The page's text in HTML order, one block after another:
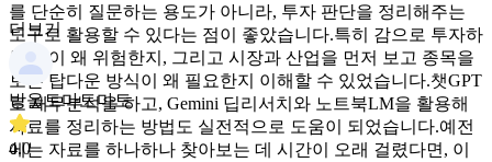
를 단순히 질문하는 용도가 아니라, 투자 판단을 정리해주는
도구로 활용할 수 있다는 점이 좋았습니다.특히 감으로 투자하
는 것이 왜 위험한지, 그리고 시장과 산업을 먼저 보고 종목을
보는 탑다운 방식이 왜 필요한지 이해할 수 있었습니다.챗GPT
로 재무분석을 하고, Gemini 딥리서치와 노트북LM을 활용해
자료를 정리하는 방법도 실전적으로 도움이 되었습니다.예전
에는 자료를 하나하나 찾아보는 데 시간이 오래 걸렸다면, 이
더보기
방울토마토마토
4.0